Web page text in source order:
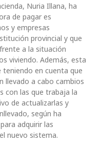
Nuria Illana, ha
de pagar es
y empresas
provincial y que
a la situación
viviendo. Además, esta
en cuenta que
llevado a cabo cambios
con las que trabaja la
de actualizarlas y
según ha
adquirir las
nuevo sistema.